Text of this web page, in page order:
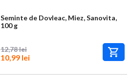
Seminte de Dovleac, Miez, Sanovita,
100 g
12,78 lei
10,99 lei